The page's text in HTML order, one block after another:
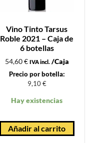
Vino Tinto Tarsus
Roble 2021 – Caja de
6 botellas
54,60€ IVA incl./Caja
Precio por botella:
9,10€
Hay existencias
Añadir al carrito